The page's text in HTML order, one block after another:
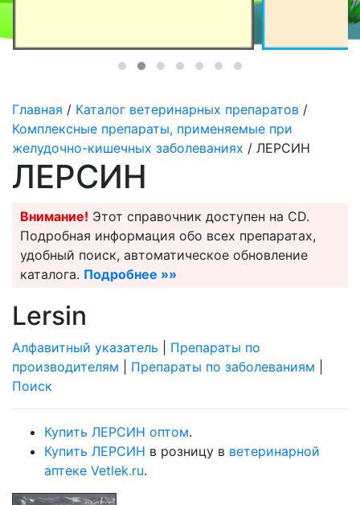
Главная / Каталог ветеринарных препаратов /
Комплексные препараты, применяемые при
желудочно-кишечных заболеваниях / ЛЕРСИН
ЛЕРСИН
Внимание! Этот справочник доступен на CD.
Подробная информация обо всех препаратах,
удобный поиск, автоматическое обновление
каталога. Подробнее »»
Lersin
Алфавитный указатель
Препараты по
производителям
Препараты по заболеваниям
Поиск
Купить ЛЕРСИН оптом.
Купить ЛЕРСИН в розницу в ветеринарной
аптеке Vetlek.ru.